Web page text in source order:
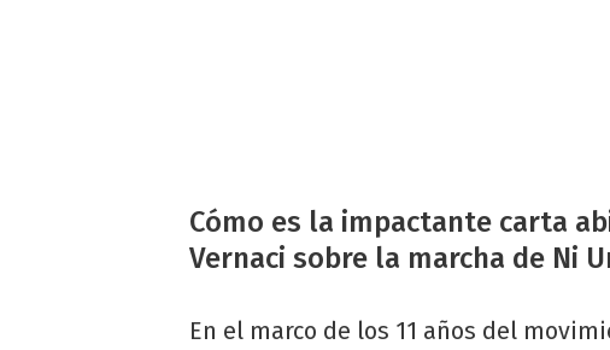
Cómo es la impactante carta
Vernaci sobre la marcha de Ni
En el marco de los 11 años del